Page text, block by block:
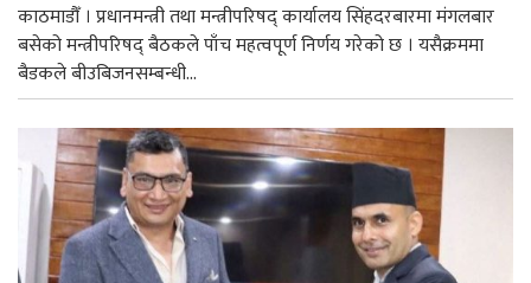
काठमाडौँ । प्रधानमन्त्री तथा मन्त्रीपरिषद् कार्यालय सिंहदरबारमा मंगलबार
बसेको मन्त्रीपरिषद् बैठकले पाँच महत्वपूर्ण निर्णय गरेको छ । यसैक्रममा
बैडकले बीउबिजनसम्बन्धी...